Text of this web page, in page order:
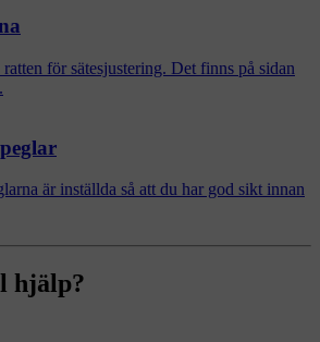
ratten för sätesjustering. Det finns på sidan
är inställda så att du har god sikt innan
hjälp?